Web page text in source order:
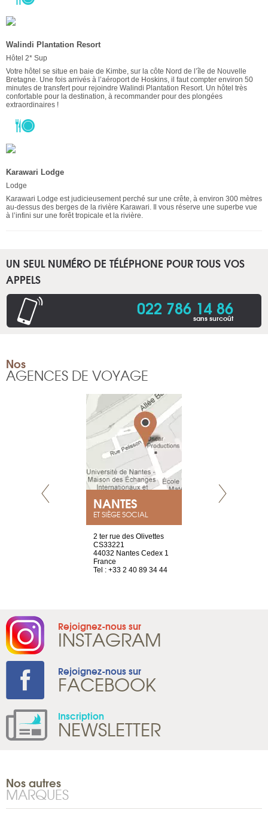
Walindi Plantation Resort
Hôtel 2* Sup
Votre hôtel se situe en baie de Kimbe, sur la côte Nord de l’île de Nouvelle
Bretagne. Une fois arrivés à l’aéroport de Hoskins, il faut compter environ 50
minutes de transfert pour rejoindre Walindi Plantation Resort. Un hôtel très
confortable pour la destination, à recommander pour des plongées
extraordinaires !
Karawari Lodge
Lodge
Karawari Lodge est judicieusement perché sur une crête, à environ 300 mètres
au-dessus des berges de la rivière Karawari. Il vous réserve une superbe vue
à l’infini sur une forêt tropicale et la rivière.
UN SEUL NUMÉRO DE TÉLÉPHONE POUR TOUS VOS
APPELS
022 786 14 86
sans surcoût
Nos
AGENCES DE VOYAGE
NANTES
ET SIÈGE SOCIAL
2 ter rue des Olivettes
CS33221
44032 Nantes Cedex 1
France
Tel : +33 2 40 89 34 44
Rejoignez-nous sur
INSTAGRAM
Rejoignez-nous sur
FACEBOOK
Inscription
NEWSLETTER
Nos autres
MARQUES